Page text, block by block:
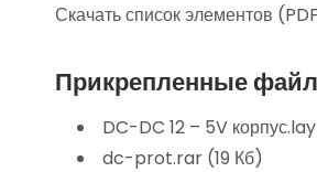
Скачать список элементов
Прикрепленные
DC-DC 12 – 5V
dc-prot.rar (19 Кб)